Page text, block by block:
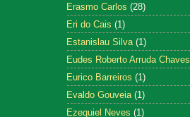
Erasmo Carlos (28)
Eri do Cais (1)
Estanislau Silva (1)
Eudes Roberto Arruda Chaves
Eurico Barreiros (1)
Evaldo Gouveia (1)
Ezequiel Neves (1)